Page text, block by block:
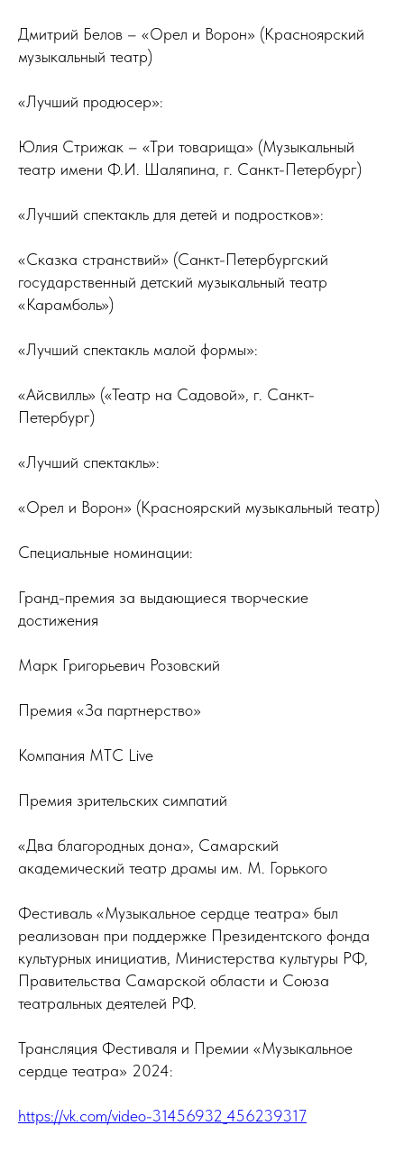
Дмитрий Белов – «Орел и Ворон» (Красноярский
музыкальный театр)
«Лучший продюсер»:
Юлия Стрижак – «Три товарища» (Музыкальный
театр имени Ф.И. Шаляпина, г. Санкт-Петербург)
«Лучший спектакль для детей и подростков»:
«Сказка странствий» (Санкт-Петербургский
государственный детский музыкальный театр
«Карамболь»)
«Лучший спектакль малой формы»:
«Айсвилль» («Театр на Садовой», г. Санкт-
Петербург)
«Лучший спектакль»:
«Орел и Ворон» (Красноярский музыкальный театр)
Специальные номинации:
Гранд-премия за выдающиеся творческие
достижения
Марк Григорьевич Розовский
Премия «За партнерство»
Компания МТС Live
Премия зрительских симпатий
«Два благородных дона», Самарский
академический театр драмы им. М. Горького
Фестиваль «Музыкальное сердце театра» был
реализован при поддержке Президентского фонда
культурных инициатив, Министерства культуры РФ,
Правительства Самарской области и Союза
театральных деятелей РФ.
Трансляция Фестиваля и Премии «Музыкальное
сердце театра» 2024:
https://vk.com/video-31456932_456239317